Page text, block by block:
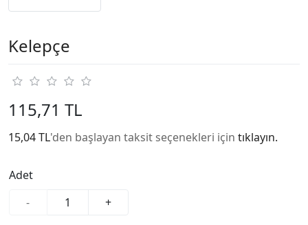
Kelepçe
115,71 TL
15,04 TL'den başlayan taksit seçenekleri için tıklayın.
Adet
-
+